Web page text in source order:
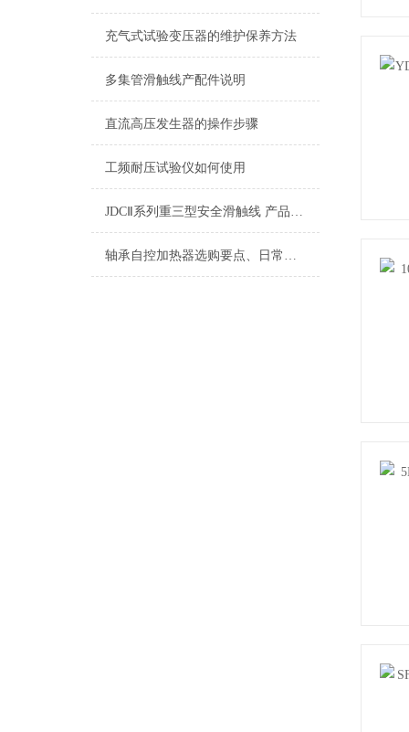
充气式试验变压器的维护保养方法
多集管滑触线产配件说明
直流高压发生器的操作步骤
工频耐压试验仪如何使用
JDCⅡ系列重三型安全滑触线 产品特点
轴承自控加热器选购要点、日常维护与保养